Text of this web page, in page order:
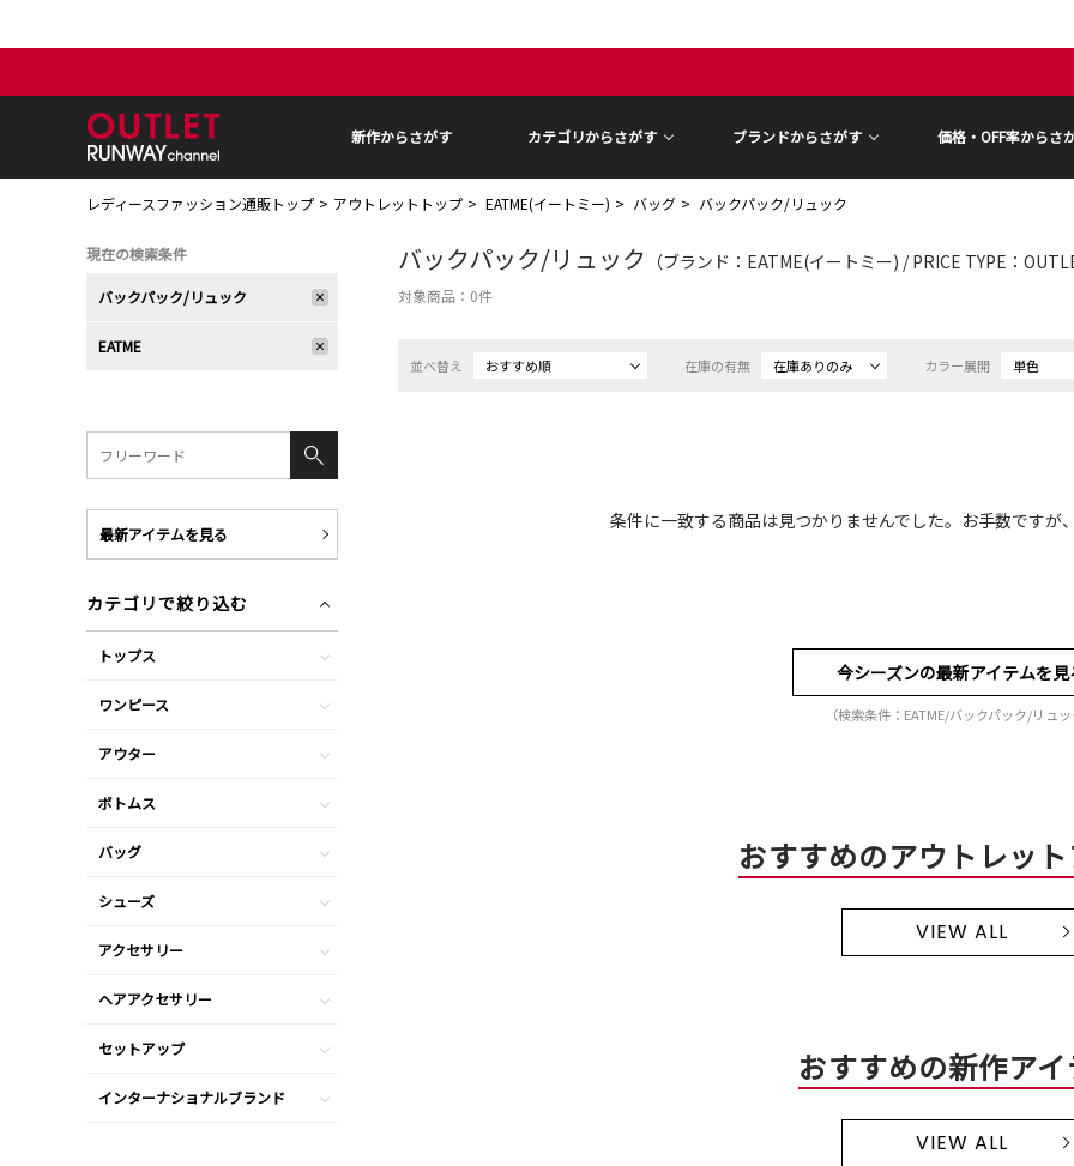
新作からさがす カテゴリからさがす ブランドからさがす 価格・OFF率からさ
レディースファッション通販トップ アウトレットトップ EATME(イートミー) バッグ バックパック/リュック
バックパック/リュック （ブランド：EATME(イートミー) / PRICE TYPE：
対象商品： 0件
並べ替え おすすめ順 在庫の有無 在庫ありのみ カラー展開 単色
条件に一致する商品は見つかりませんでした。お手数ですが
今シーズンの最新アイテムを見
（検索条件：EATME/バックパック/リュッ
おすすめのアウトレッ
VIEW ALL
おすすめの新作ア
VIEW ALL
現在の検索条件
バックパック/リュック
EATME
最新アイテムを見る
カテゴリで絞り込む
トップス
ワンピース
アウター
ボトムス
バッグ
シューズ
アクセサリー
ヘアアクセサリー
セットアップ
インターナショナルブランド